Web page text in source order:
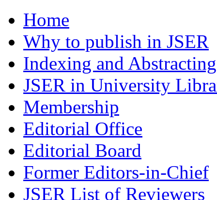
Home
Why to publish in JSER
Indexing and Abstracting
JSER in University
Membership
Editorial Office
Editorial Board
Former Editors-in-Chief
JSER List of Reviewers